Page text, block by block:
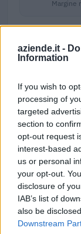
aziende.it -
Information
If you wish to
processing of
targeted
section to
opt-out request
interest-based
us or personal
your opt-out.
disclosure of
IAB’s list of
also be
Downstream
Margine
Indicatori
Aiuti di
Schmitz
contributi
2022-11-
Regime
COVID 19
dall'art. 62 del
COMUNE
45
2022-09-